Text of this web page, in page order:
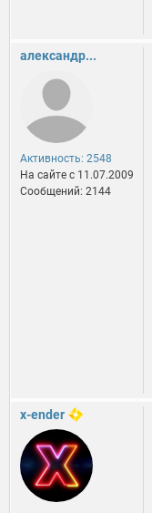
александр...
Активность: 2548
На сайте c 11.07.2009
Сообщений: 2144
x-ender